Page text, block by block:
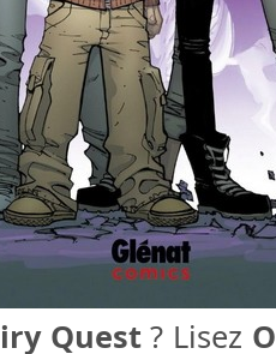
Quest? Lisez